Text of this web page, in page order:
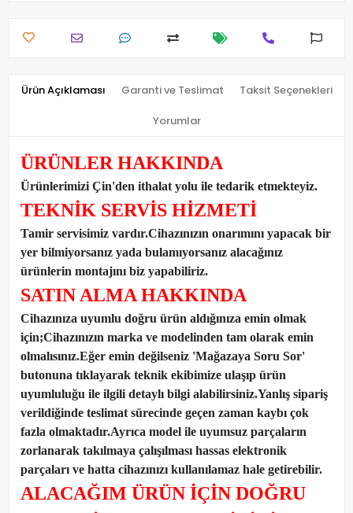
Ürün Açıklaması Garanti ve Teslimat Taksit Seçenekleri
Yorumlar
ÜRÜNLER HAKKINDA
Ürünlerimizi Çin'den ithalat yolu ile tedarik etmekteyiz.
TEKNİK SERVİS HİZMETİ
Tamir servisimiz vardır.Cihazınızın onarımını yapacak bir
yer bilmiyorsanız yada bulamıyorsanız alacağınız
ürünlerin montajını biz yapabiliriz.
SATIN ALMA HAKKINDA
Cihazınıza uyumlu doğru ürün aldığınıza emin olmak
için;Cihazınızın marka ve modelinden tam olarak emin
olmalısınız.Eğer emin değilseniz 'Mağazaya Soru Sor'
butonuna tıklayarak teknik ekibimize ulaşıp ürün
uyumluluğu ile ilgili detaylı bilgi alabilirsiniz.Yanlış sipariş
verildiğinde teslimat sürecinde geçen zaman kaybı çok
fazla olmaktadır.Ayrıca model ile uyumsuz parçaların
zorlanarak takılmaya çalışılması hassas elektronik
parçaları ve hatta cihazınızı kullanılamaz hale getirebilir.
ALACAĞIM ÜRÜN İÇİN DOĞRU